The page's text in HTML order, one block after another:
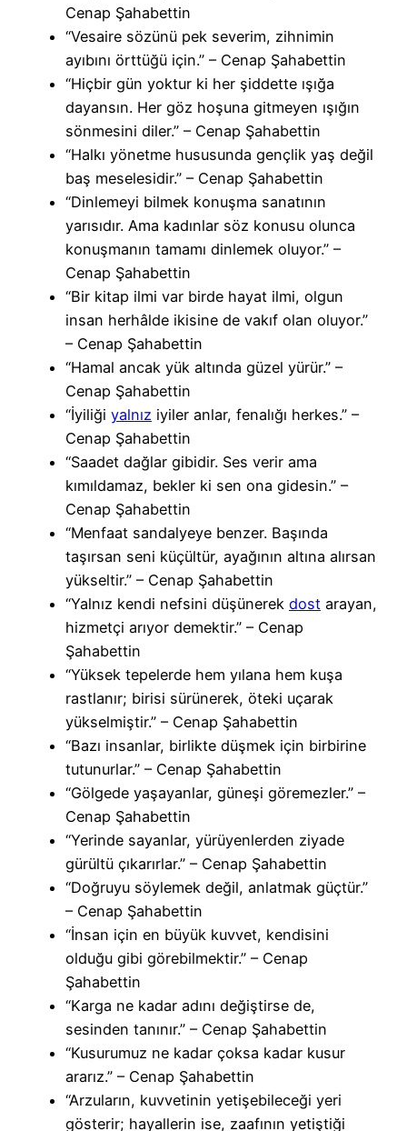
Cenap Şahabettin
“Vesaire sözünü pek severim, zihnimin
ayıbını örttüğü için.” – Cenap Şahabettin
“Hiçbir gün yoktur ki her şiddette ışığa
dayansın. Her göz hoşuna gitmeyen ışığın
sönmesini diler.” – Cenap Şahabettin
“Halkı yönetme hususunda gençlik yaş değil
baş meselesidir.” – Cenap Şahabettin
“Dinlemeyi bilmek konuşma sanatının
yarısıdır. Ama kadınlar söz konusu olunca
konuşmanın tamamı dinlemek oluyor.” –
Cenap Şahabettin
“Bir kitap ilmi var birde hayat ilmi, olgun
insan herhâlde ikisine de vakıf olan oluyor.”
– Cenap Şahabettin
“Hamal ancak yük altında güzel yürür.” –
Cenap Şahabettin
“İyiliği yalnız iyiler anlar, fenalığı herkes.” –
Cenap Şahabettin
“Saadet dağlar gibidir. Ses verir ama
kımıldamaz, bekler ki sen ona gidesin.” –
Cenap Şahabettin
“Menfaat sandalyeye benzer. Başında
taşırsan seni küçültür, ayağının altına alırsan
yükseltir.” – Cenap Şahabettin
“Yalnız kendi nefsini düşünerek dost arayan,
hizmetçi arıyor demektir.” – Cenap
Şahabettin
“Yüksek tepelerde hem yılana hem kuşa
rastlanır; birisi sürünerek, öteki uçarak
yükselmiştir.” – Cenap Şahabettin
“Bazı insanlar, birlikte düşmek için birbirine
tutunurlar.” – Cenap Şahabettin
“Gölgede yaşayanlar, güneşi göremezler.” –
Cenap Şahabettin
“Yerinde sayanlar, yürüyenlerden ziyade
gürültü çıkarırlar.” – Cenap Şahabettin
“Doğruyu söylemek değil, anlatmak güçtür.”
– Cenap Şahabettin
“İnsan için en büyük kuvvet, kendisini
olduğu gibi görebilmektir.” – Cenap
Şahabettin
“Karga ne kadar adını değiştirse de,
sesinden tanınır.” – Cenap Şahabettin
“Kusurumuz ne kadar çoksa kadar kusur
ararız.” – Cenap Şahabettin
“Arzuların, kuvvetinin yetişebileceği yeri
gösterir; hayallerin ise, zaafının yetiştiği